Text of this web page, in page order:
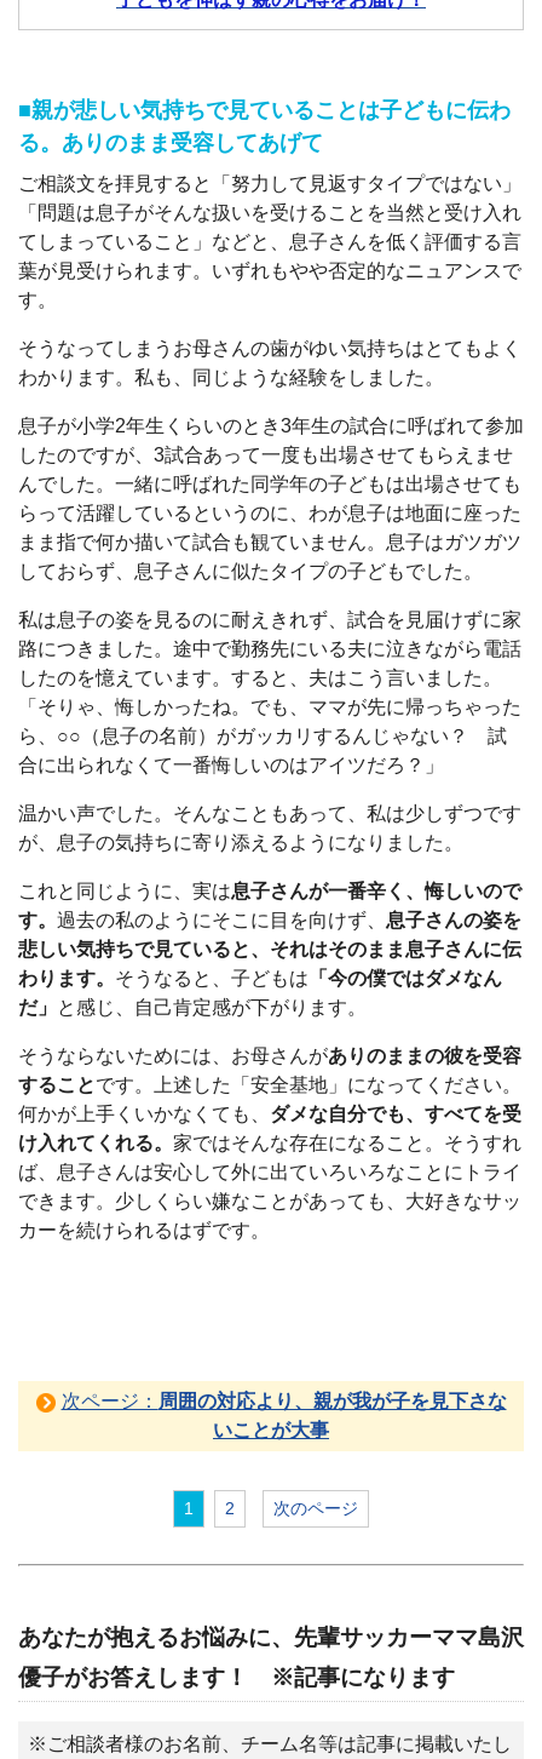
■親が悲しい気持ちで見ていることは子どもに伝わ
る。ありのまま受容してあげて
ご相談文を拝見すると「努力して見返すタイプではない」
「問題は息子がそんな扱いを受けることを当然と受け入れ
てしまっていること」などと、息子さんを低く評価する言
葉が見受けられます。いずれもやや否定的なニュアンスで
す。
そうなってしまうお母さんの歯がゆい気持ちはとてもよく
わかります。私も、同じような経験をしました。
息子が小学2年生くらいのとき3年生の試合に呼ばれて参加
したのですが、3試合あって一度も出場させてもらえませ
んでした。一緒に呼ばれた同学年の子どもは出場させても
らって活躍しているというのに、わが息子は地面に座った
まま指で何か描いて試合も観ていません。息子はガツガツ
しておらず、息子さんに似たタイプの子どもでした。
私は息子の姿を見るのに耐えきれず、試合を見届けずに家
路につきました。途中で勤務先にいる夫に泣きながら電話
したのを憶えています。すると、夫はこう言いました。
「そりゃ、悔しかったね。でも、ママが先に帰っちゃった
ら、○○（息子の名前）がガッカリするんじゃない？ 試
合に出られなくて一番悔しいのはアイツだろ？」
温かい声でした。そんなこともあって、私は少しずつです
が、息子の気持ちに寄り添えるようになりました。
これと同じように、実は息子さんが一番辛く、悔しいので
す。 過去の私のようにそこに目を向けず、 息子さんの姿を
悲しい気持ちで見ていると、それはそのまま息子さんに伝
わります。 そうなると、子どもは 「今の僕ではダメなん
だ」 と感じ、自己肯定感が下がります。
そうならないためには、お母さんがありのままの彼を受容
することです。上述した「安全基地」になってください。
何かが上手くいかなくても、 ダメな自分でも、すべてを受
け入れてくれる。 家ではそんな存在になること。そうすれ
ば、息子さんは安心して外に出ていろいろなことにトライ
できます。少しくらい嫌なことがあっても、大好きなサッ
カーを続けられるはずです。
次ページ： 周囲の対応より、親が我が子を見下さな
いことが大事
1 2 次のページ
あなたが抱えるお悩みに、先輩サッカーママ島沢
優子がお答えします！ ※記事になります
※ご相談者様のお名前、チーム名等は記事に掲載いたし